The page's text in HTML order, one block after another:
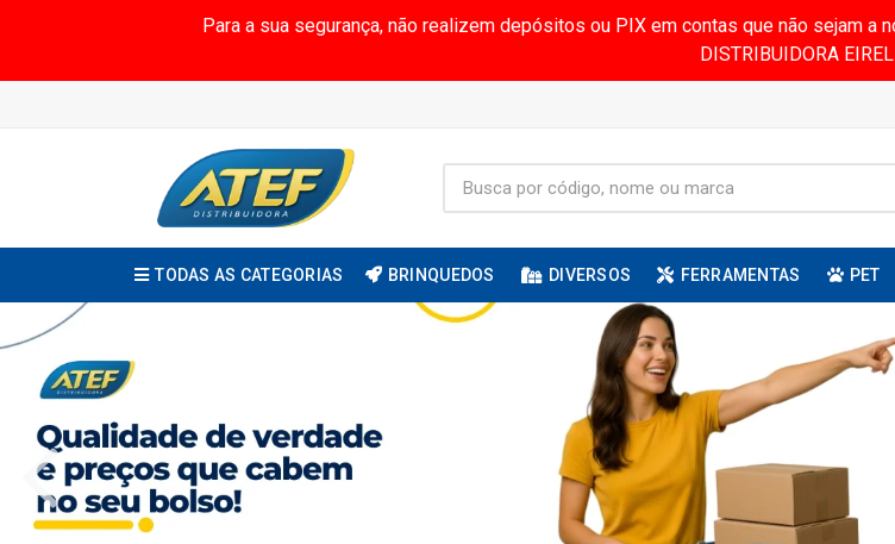
Para a sua segurança, não realizem depósitos ou PIX em contas que não sejam
DISTRIBUIDORA
TODAS AS CATEGORIAS BRINQUEDOS DIVERSOS FERRAMENTAS PET